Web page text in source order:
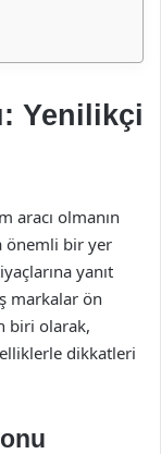
Yenilikçi
aracı olmanın
önemli bir yer
yanıt
markalar ön
biri olarak,
dikkatleri